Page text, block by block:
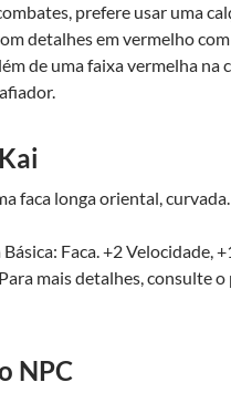
prefere usar uma
detalhes em vermelho
de uma faixa vermelha na
faca longa oriental, curvada.
Básica: Faca. +2 Velocidade,
mais detalhes, consulte o
NPC